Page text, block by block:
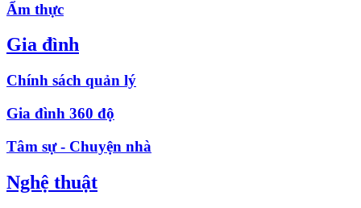
Ẩm thực
Gia đình
Chính sách quản lý
Gia đình 360 độ
Tâm sự - Chuyện nhà
Nghệ thuật